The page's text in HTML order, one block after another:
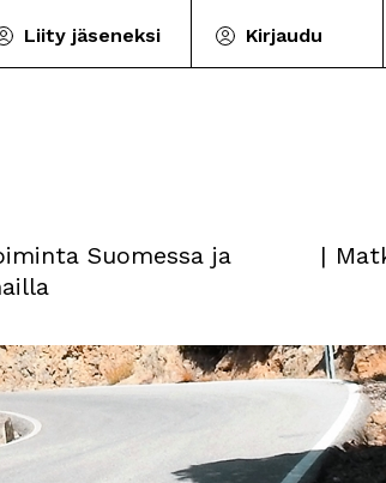
Liity jäseneksi Kirjaudu
Suomessa ja